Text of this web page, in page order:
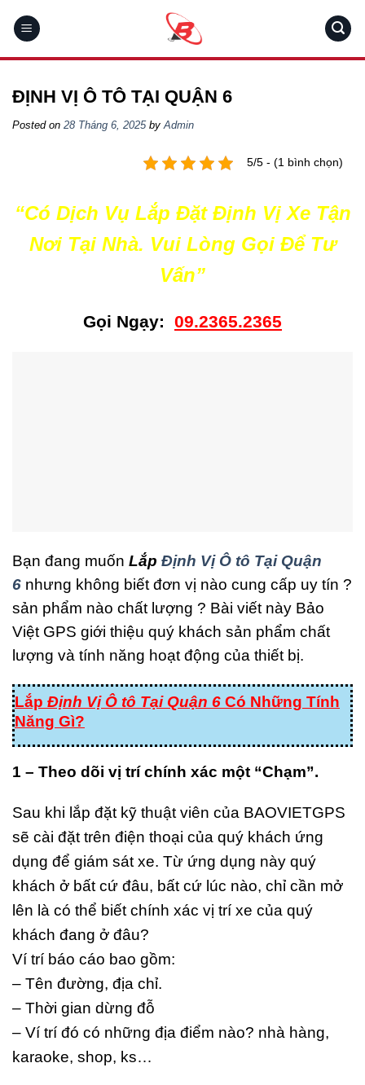
ĐỊNH VỊ Ô TÔ TẠI QUẬN 6
Posted on 28 Tháng 6, 2025byAdmin
5/5 - (1 bình chọn)
“Có Dịch Vụ Lắp Đặt Định Vị Xe Tận
Nơi Tại Nhà. Vui Lòng Gọi Để Tư
Vấn”
Gọi Ngạy: 09.2365.2365
Bạn đang muốn Lắp Định Vị Ô tô Tại Quận
6 nhưng không biết đơn vị nào cung cấp uy tín ?
sản phẩm nào chất lượng ? Bài viết này Bảo
Việt GPS giới thiệu quý khách sản phẩm chất
lượng và tính năng hoạt động của thiết bị.
Lắp Định Vị Ô tô Tại Quận 6 Có Những Tính
Năng Gì?
1 – Theo dõi vị trí chính xác một “Chạm”.
Sau khi lắp đặt kỹ thuật viên của BAOVIETGPS
sẽ cài đặt trên điện thoại của quý khách ứng
dụng để giám sát xe. Từ ứng dụng này quý
khách ở bất cứ đâu, bất cứ lúc nào, chỉ cần mở
lên là có thể biết chính xác vị trí xe của quý
khách đang ở đâu?
Ví trí báo cáo bao gồm:
– Tên đường, địa chỉ.
– Thời gian dừng đỗ
– Ví trí đó có những địa điểm nào? nhà hàng,
karaoke, shop, ks…